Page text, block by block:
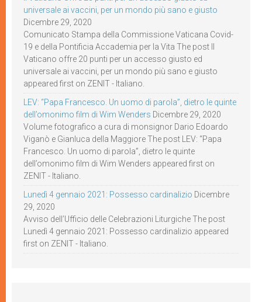
universale ai vaccini, per un mondo più sano e giusto
Dicembre 29, 2020
Comunicato Stampa della Commissione Vaticana Covid-
19 e della Pontificia Accademia per la Vita The post Il
Vaticano offre 20 punti per un accesso giusto ed
universale ai vaccini, per un mondo più sano e giusto
appeared first on ZENIT - Italiano.
LEV: “Papa Francesco. Un uomo di parola”, dietro le quinte
dell’omonimo film di Wim Wenders Dicembre 29, 2020
Volume fotografico a cura di monsignor Dario Edoardo
Viganò e Gianluca della Maggiore The post LEV: “Papa
Francesco. Un uomo di parola”, dietro le quinte
dell’omonimo film di Wim Wenders appeared first on
ZENIT - Italiano.
Lunedì 4 gennaio 2021: Possesso cardinalizio Dicembre
29, 2020
Avviso dell’Ufficio delle Celebrazioni Liturgiche The post
Lunedì 4 gennaio 2021: Possesso cardinalizio appeared
first on ZENIT - Italiano.